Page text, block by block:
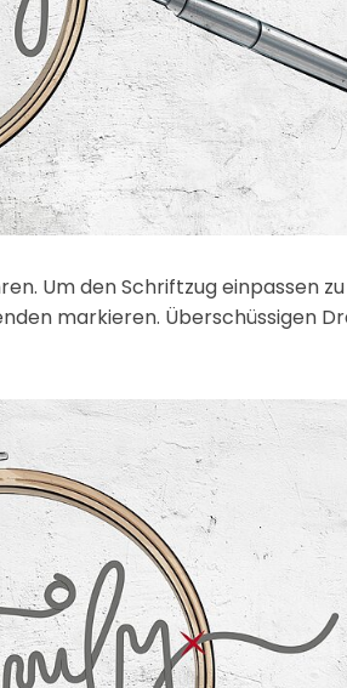
Um den Schriftzug einpassen
markieren. Überschüssigen